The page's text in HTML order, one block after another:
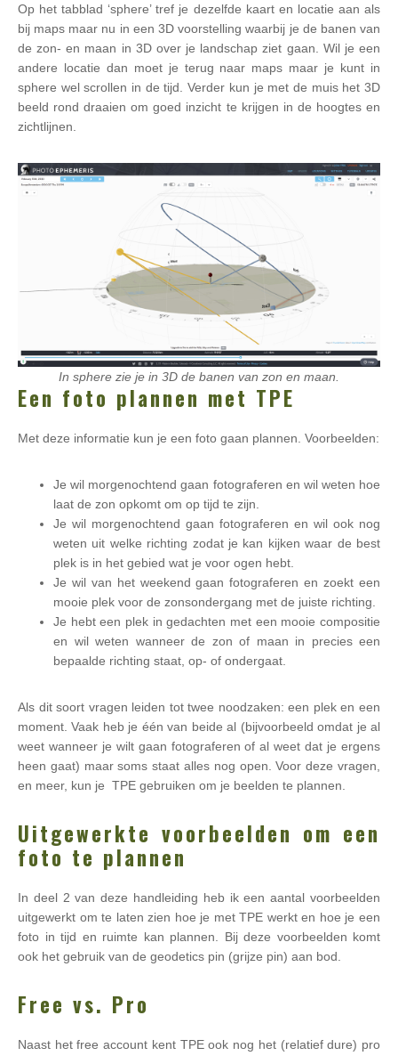
Op het tabblad ‘sphere’ tref je dezelfde kaart en locatie aan als
bij maps maar nu in een 3D voorstelling waarbij je de banen van
de zon- en maan in 3D over je landschap ziet gaan. Wil je een
andere locatie dan moet je terug naar maps maar je kunt in
sphere wel scrollen in de tijd. Verder kun je met de muis het 3D
beeld rond draaien om goed inzicht te krijgen in de hoogtes en
zichtlijnen.
In sphere zie je in 3D de banen van zon en maan.
Een foto plannen met TPE
Met deze informatie kun je een foto gaan plannen. Voorbeelden:
Je wil morgenochtend gaan fotograferen en wil weten hoe
laat de zon opkomt om op tijd te zijn.
Je wil morgenochtend gaan fotograferen en wil ook nog
weten uit welke richting zodat je kan kijken waar de best
plek is in het gebied wat je voor ogen hebt.
Je wil van het weekend gaan fotograferen en zoekt een
mooie plek voor de zonsondergang met de juiste richting.
Je hebt een plek in gedachten met een mooie compositie
en wil weten wanneer de zon of maan in precies een
bepaalde richting staat, op- of ondergaat.
Als dit soort vragen leiden tot twee noodzaken: een plek en een
moment. Vaak heb je één van beide al (bijvoorbeeld omdat je al
weet wanneer je wilt gaan fotograferen of al weet dat je ergens
heen gaat) maar soms staat alles nog open. Voor deze vragen,
en meer, kun je TPE gebruiken om je beelden te plannen.
Uitgewerkte voorbeelden om een
foto te plannen
In deel 2 van deze handleiding heb ik een aantal voorbeelden
uitgewerkt om te laten zien hoe je met TPE werkt en hoe je een
foto in tijd en ruimte kan plannen. Bij deze voorbeelden komt
ook het gebruik van de geodetics pin (grijze pin) aan bod.
Free vs. Pro
Naast het free account kent TPE ook nog het (relatief dure) pro